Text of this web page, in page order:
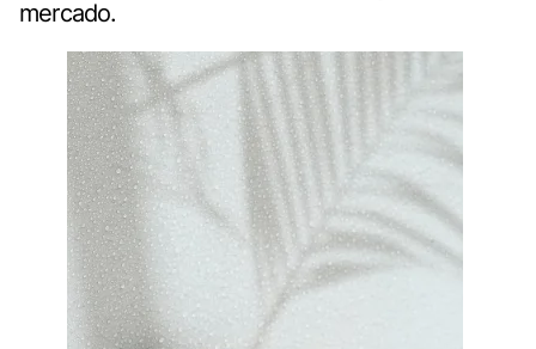
mercado.